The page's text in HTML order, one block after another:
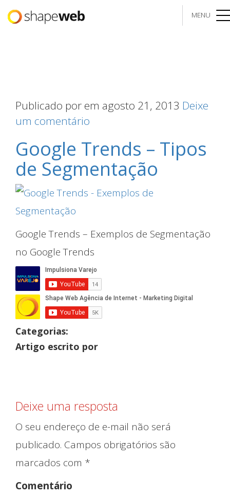
MENU
Publicado por em agosto 21, 2013 Deixe
um comentário
Google Trends – Tipos
de Segmentação
Google Trends – Exemplos de Segmentação
no Google Trends
Categorias:
Artigo escrito por
Deixe uma resposta
O seu endereço de e-mail não será
publicado. Campos obrigatórios são
marcados com *
Comentário